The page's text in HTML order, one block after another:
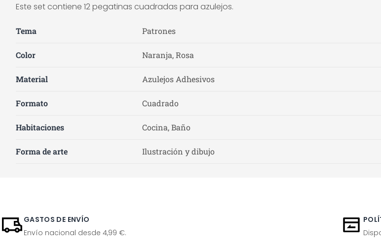
Este set contiene 12 pegatinas cuadradas para azulejos.
Tema Patrones
Color Naranja, Rosa
Material Azulejos Adhesivos
Formato Cuadrado
Habitaciones Cocina, Baño
Forma de arte Ilustración y dibujo
GASTOS DE ENVÍO
Envío nacional desde 4,99 €.